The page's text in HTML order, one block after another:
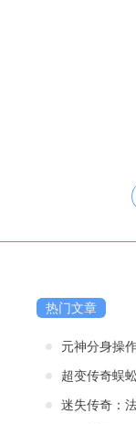
热门文章
元神分身操
超变传奇蜈
迷失传奇：